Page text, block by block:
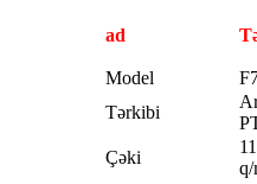
ad
Model
Tərkibi
Çəki
q/